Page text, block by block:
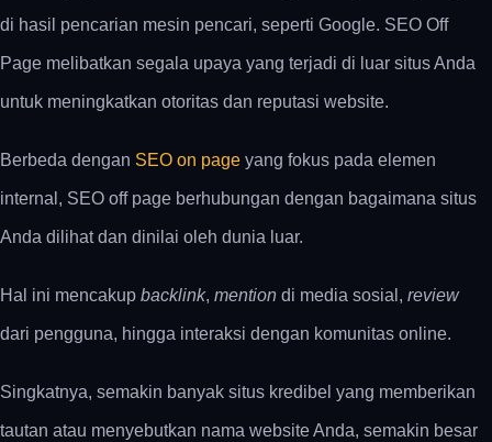
di hasil pencarian mesin pencari, seperti Google. SEO Off
Page melibatkan segala upaya yang terjadi di luar situs Anda
untuk meningkatkan otoritas dan reputasi website.
Berbeda dengan SEO on page yang fokus pada elemen
internal, SEO off page berhubungan dengan bagaimana situs
Anda dilihat dan dinilai oleh dunia luar.
Hal ini mencakup backlink, mention di media sosial, review
dari pengguna, hingga interaksi dengan komunitas online.
Singkatnya, semakin banyak situs kredibel yang memberikan
tautan atau menyebutkan nama website Anda, semakin besar